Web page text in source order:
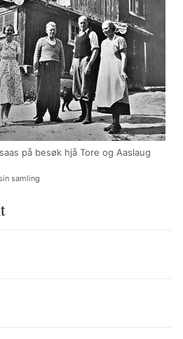
på besøk hjå Tore og Aaslaug
samling